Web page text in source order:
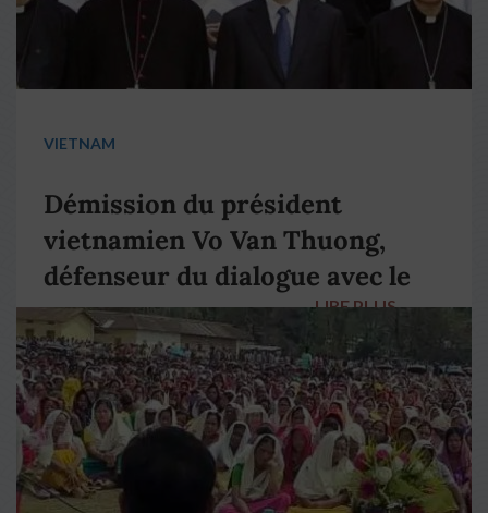
VIETNAM
Démission du président
vietnamien Vo Van Thuong,
défenseur du dialogue avec le
pape François
LIRE PLUS →